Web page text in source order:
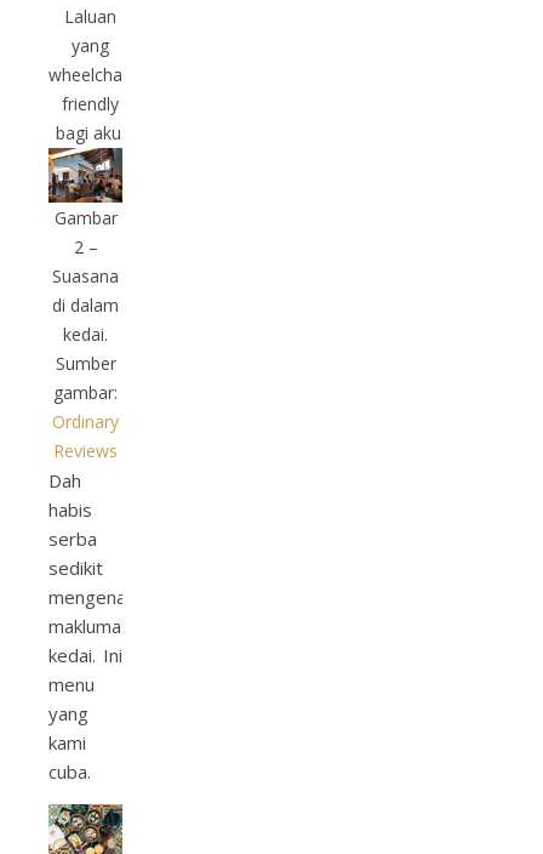
Laluan
yang
wheelchair
friendly
bagi aku.
Gambar
2 –
Suasana
di dalam
kedai.
Sumber
gambar:
Ordinary
Reviews
Dah
habis
serba
sedikit
mengenai
maklumat
kedai. Ini
menu
yang
kami
cuba.